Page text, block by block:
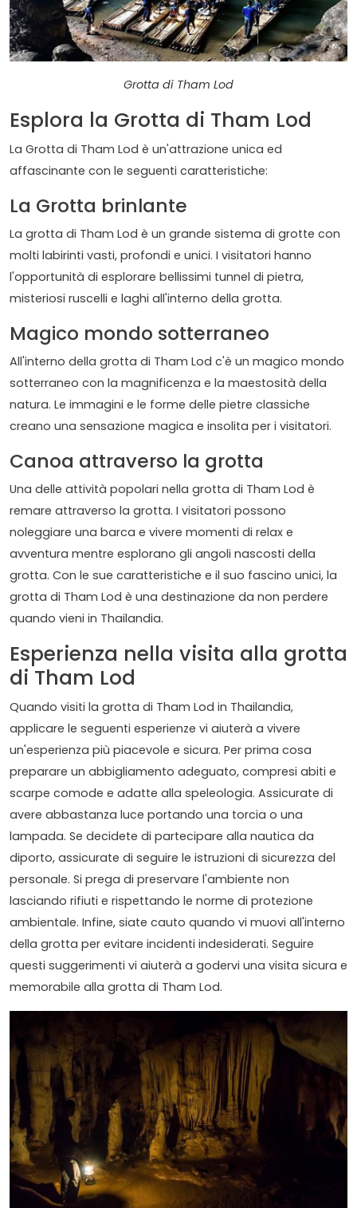
Grotta di Tham Lod
Esplora la Grotta di Tham Lod
La Grotta di Tham Lod è un'attrazione unica ed
affascinante con le seguenti caratteristiche:
La Grotta brinlante
La grotta di Tham Lod è un grande sistema di grotte con
molti labirinti vasti, profondi e unici. I visitatori hanno
l'opportunità di esplorare bellissimi tunnel di pietra,
misteriosi ruscelli e laghi all'interno della grotta.
Magico mondo sotterraneo
All'interno della grotta di Tham Lod c'è un magico mondo
sotterraneo con la magnificenza e la maestosità della
natura. Le immagini e le forme delle pietre classiche
creano una sensazione magica e insolita per i visitatori.
Canoa attraverso la grotta
Una delle attività popolari nella grotta di Tham Lod è
remare attraverso la grotta. I visitatori possono
noleggiare una barca e vivere momenti di relax e
avventura mentre esplorano gli angoli nascosti della
grotta. Con le sue caratteristiche e il suo fascino unici, la
grotta di Tham Lod è una destinazione da non perdere
quando vieni in Thailandia.
Esperienza nella visita alla grotta
di Tham Lod
Quando visiti la grotta di Tham Lod in Thailandia,
applicare le seguenti esperienze vi aiuterà a vivere
un'esperienza più piacevole e sicura. Per prima cosa
preparare un abbigliamento adeguato, compresi abiti e
scarpe comode e adatte alla speleologia. Assicurate di
avere abbastanza luce portando una torcia o una
lampada. Se decidete di partecipare alla nautica da
diporto, assicurate di seguire le istruzioni di sicurezza del
personale. Si prega di preservare l'ambiente non
lasciando rifiuti e rispettando le norme di protezione
ambientale. Infine, siate cauto quando vi muovi all'interno
della grotta per evitare incidenti indesiderati. Seguire
questi suggerimenti vi aiuterà a godervi una visita sicura e
memorabile alla grotta di Tham Lod.